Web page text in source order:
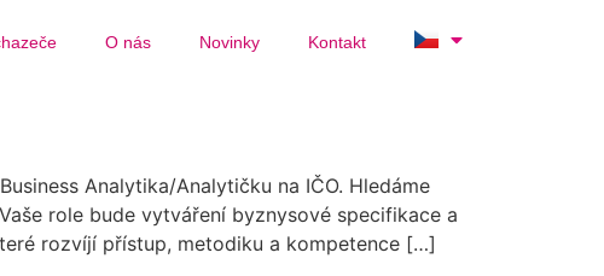
O nás Novinky Kontakt
Analytika/Analytičku na IČO. Hledáme
role bude vytváření byznysové specifikace a
rozvíjí přístup, metodiku a kompetence […]